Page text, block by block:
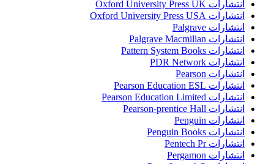
انتشارات Oxford University Press UK
انتشارات Oxford University Press USA
انتشارات Palgrave
انتشارات Palgrave Macmillan
انتشارات Pattern System Books
انتشارات PDR Network
انتشارات Pearson
انتشارات Pearson Education ESL
انتشارات Pearson Education Limited
انتشارات Pearson-prentice Hall
انتشارات Penguin
انتشارات Penguin Books
انتشارات Pentech Pr
انتشارات Pergamon